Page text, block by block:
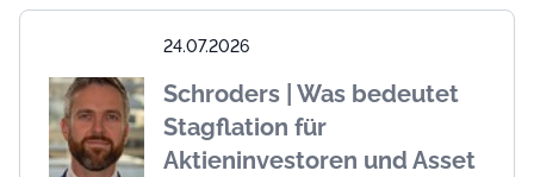
24.07.2026
Schroders | Was bedeutet
Stagflation für
Aktieninvestoren und Asset